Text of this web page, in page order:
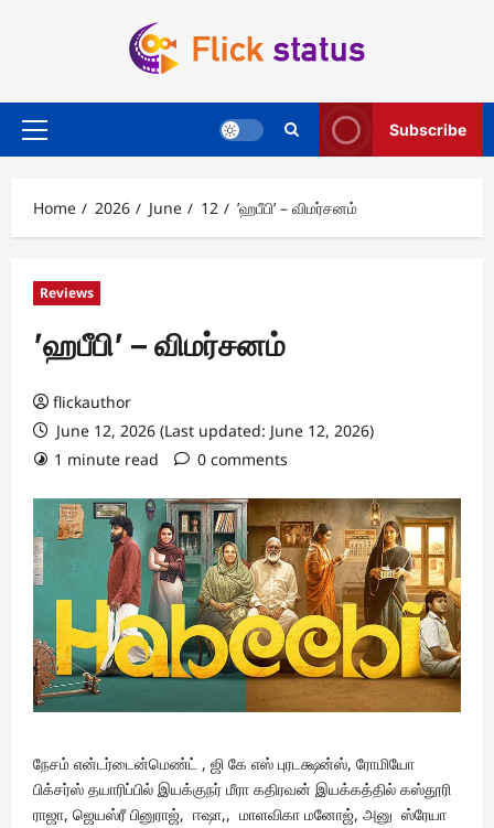
Primary
Subscribe
Home 2026 June 12 ’ஹபீபி’ – விமர்சனம்
Reviews
’ஹபீபி’ – விமர்சனம்
flickauthor
June 12, 2026 (Last updated: June 12, 2026)
1 minute read
0 comments
நேசம் என்டர்டைன்மெண்ட் , ஜி கே எஸ் புரடக்ஷன்ஸ், ரோமியோ
பிக்சர்ஸ் தயாரிப்பில் இயக்குநர் மீரா கதிரவன் இயக்கத்தில் கஸ்தூரி
ராஜா, ஜெயஸ்ரீ பினுராஜ், ஈஷா,, மாளவிகா மனோஜ், அனு ஸ்ரேயா